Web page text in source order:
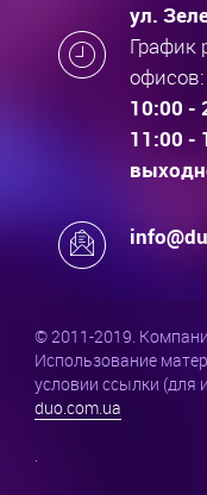
ул.
График
офисов:
10:00 -
11:00 -
© 2011-2019.
Использование
условии ссылки (для
duo.com.ua
.